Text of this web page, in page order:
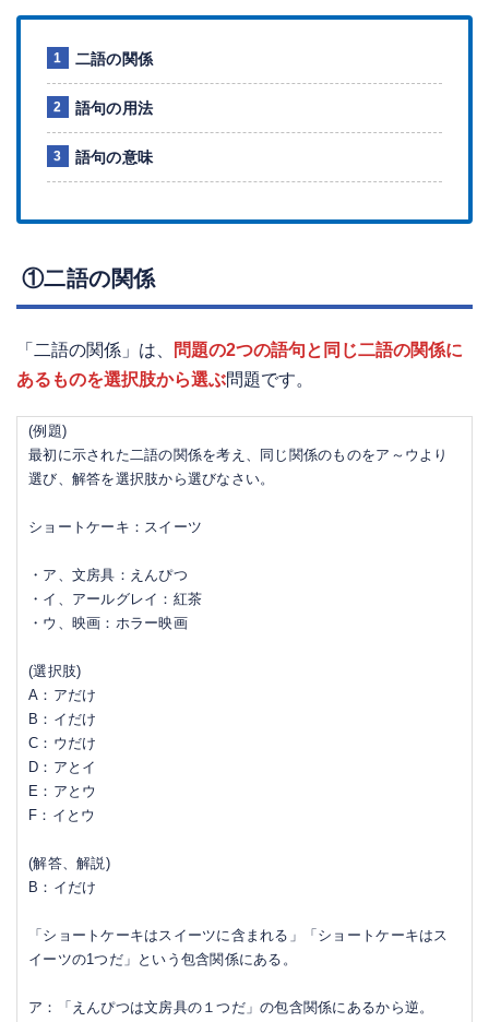
二語の関係
語句の用法
語句の意味
①二語の関係
「二語の関係」は、
問題の2つの語句と同じ二語の関係に
あるものを選択肢から選ぶ問題です。
(例題)
最初に示された二語の関係を考え、同じ関係のものをア～ウより
選び、解答を選択肢から選びなさい。
ショートケーキ：スイーツ
・ア、文房具：えんぴつ
・イ、アールグレイ：紅茶
・ウ、映画：ホラー映画
(選択肢)
A：アだけ
B：イだけ
C：ウだけ
D：アとイ
E：アとウ
F：イとウ
(解答、解説)
B：イだけ
「ショートケーキはスイーツに含まれる」「ショートケーキはス
イーツの1つだ」という包含関係にある。
ア：「えんぴつは文房具の１つだ」の包含関係にあるから逆。